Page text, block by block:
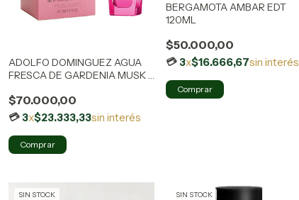
ADOLFO DOMINGUEZ AGUA
FRESCA DE GARDENIA MUSK -
$70.000,00
3x$23.333,33sin interés
BERGAMOTA AMBAR EDT
120ML
$50.000,00
3x$16.666,67sin interés
SIN STOCK SIN STOCK